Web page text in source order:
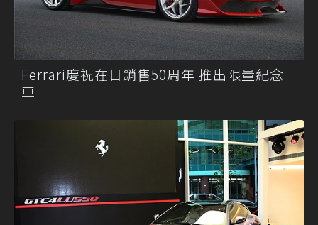
Ferrari慶祝在日銷售50周年 推出限量紀念
車